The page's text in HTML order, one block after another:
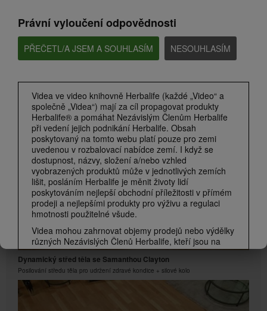
Právní vyloučení odpovědnosti
PŘEČETL/A JSEM A SOUHLASÍM NESOUHLASÍM
Videa ve video knihovně Herbalife (každé „Video“ a
společně „Videa“) mají za cíl propagovat produkty
Herbalife® a pomáhat Nezávislým Členům Herbalife
při vedení jejich podnikání Herbalife. Obsah
poskytovaný na tomto webu platí pouze pro zemi
uvedenou v rozbalovací nabídce zemí. I když se
dostupnost, názvy, složení a/nebo vzhled
vyobrazených produktů může v jednotlivých zemích
lišit, posláním Herbalife je měnit životy lidí
poskytováním nejlepší obchodní příležitosti v přímém
prodeji a nejlepšími produkty pro výživu a regulaci
hmotnosti použitelné všude.
Videa mohou zahrnovat objemy prodejů nebo výdělky
různých Nezávislých Členů Herbalife, kteří jsou na
různých úrovních v rámci marketingového plánu a
kteří sídlí v různých zemích. Tyto příjmy se vztahují
na zobrazené jednotlivce (nebo příklady) a nejsou
průměrné; ani nepředstavují záruku toho, co vyděláte.
Nejnovější údaje o průměrné finanční výkonnosti
1:18
Vítejte v Herbalife
Co představuje společnost Herbalife?
Dynamický střed těla se Samanthou Clayton
Posilování středu těla pro udržení zdravé kondice + silové kolo